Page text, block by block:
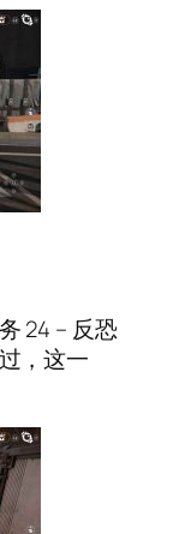
24 – 反恐
，这一